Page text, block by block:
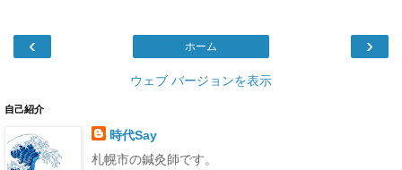
‹ ›
ホーム
ウェブ バージョンを表示
自己紹介
時代Say
札幌市の鍼灸師です。